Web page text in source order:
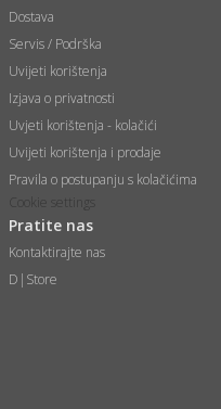
Dostava
Servis / Podrška
Uvijeti korištenja
Izjava o privatnosti
Uvjeti korištenja - kolačići
Uvijeti korištenja i prodaje
Pravila o postupanju s kolačićima
Cookie settings
Pratite nas
Kontaktirajte nas
D|Store